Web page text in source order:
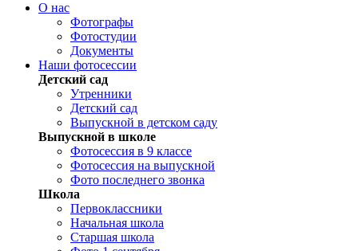
О нас
Фотографы
Фотостудии
Документы
Наши фотосессии
Детский сад
Утренники
Детский сад
Выпускной в детском саду
Выпускной в школе
Фотосессия в 9 классе
Фотосессия на выпускной
Фото последнего звонка
Школа
Первоклассники
Начальная школа
Старшая школа